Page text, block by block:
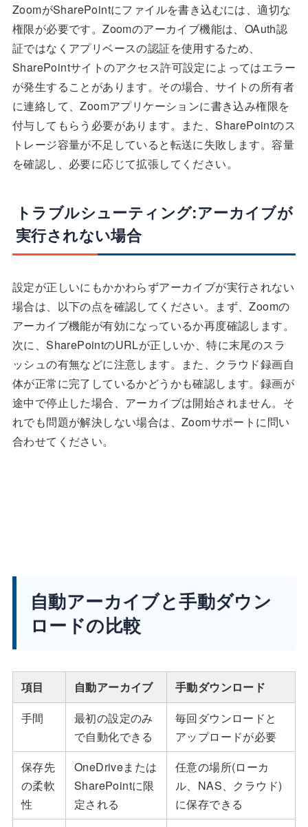
ZoomがSharePointにファイルを書き込むには、適切な
権限が必要です。Zoomのアーカイブ機能は、OAuth認
証ではなくアプリベースの認証を使用するため、
SharePointサイトのアクセス許可設定によってはエラー
が発生することがあります。その場合、サイトの所有者
に連絡して、Zoomアプリケーションに書き込み権限を
付与してもらう必要があります。また、SharePointのス
トレージ容量が不足していると転送に失敗します。容量
を確認し、必要に応じて拡張してください。
トラブルシューティング:アーカイブが
実行されない場合
設定が正しいにもかかわらずアーカイブが実行されない
場合は、以下の点を確認してください。まず、Zoomの
アーカイブ機能が有効になっているか再度確認します。
次に、SharePointのURLが正しいか、特に末尾のスラ
ッシュの有無などに注意します。また、クラウド録画自
体が正常に完了しているかどうかも確認します。録画が
途中で停止した場合、アーカイブは開始されません。そ
れでも問題が解決しない場合は、Zoomサポートに問い
合わせてください。
自動アーカイブと手動ダウン
ロードの比較
項目 自動アーカイブ
手動ダウンロード
手間
最初の設定のみ
で自動化できる
毎回ダウンロードと
アップロードが必要
保存先
の柔軟
性
OneDriveまたは
SharePointに限
定される
任意の場所(ローカ
ル、NAS、クラウド)
に保存できる